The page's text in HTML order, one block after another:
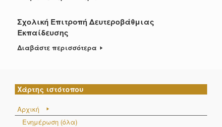
Σχολική Επιτροπή Δευτεροβάθμιας
Εκπαίδευσης
Διαβάστε περισσότερα
Χάρτης ιστότοπου
Αρχική
Ενημέρωση (όλα)